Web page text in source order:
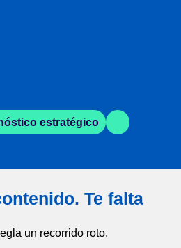
estratégico
Te falta
un recorrido roto.